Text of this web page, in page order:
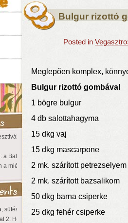
egy városnyi élmény
Balaton partján a nyár még tart!
a miénk a Sziget!
sütés nélkül
2: Hollandia
Bulgur rizottó
Posted in
Meglepően komplex,
Bulgur rizottó gombával
1 bögre bulgur
4 db salottahagyma
15 dkg vaj
15 dkg mascarpone
2 mk. szárított petrezselyem
2 mk. szárított bazsalikom
50 dkg barna csiperke
25 dkg fehér csiperke